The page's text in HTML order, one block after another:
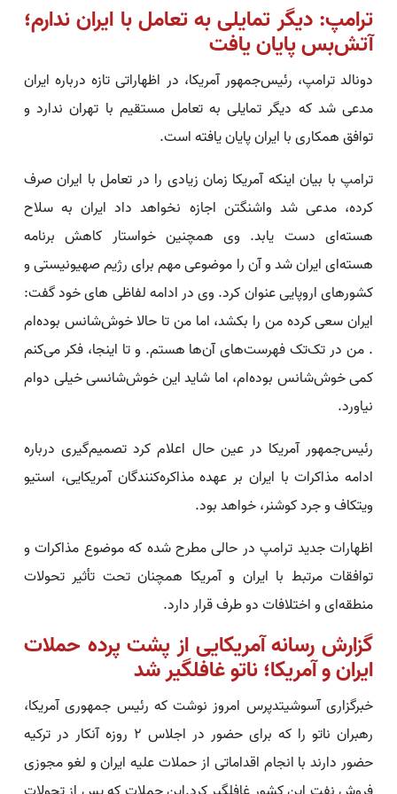
ترامپ: دیگر تمایلی به تعامل با ایران ندارم؛
آتش‌بس پایان یافت
دونالد ترامپ، رئیس‌جمهور آمریکا، در اظهاراتی تازه درباره ایران
مدعی شد که دیگر تمایلی به تعامل مستقیم با تهران ندارد و
توافق همکاری با ایران پایان یافته است.
ترامپ با بیان اینکه آمریکا زمان زیادی را در تعامل با ایران صرف
کرده، مدعی شد واشنگتن اجازه نخواهد داد ایران به سلاح
هسته‌ای دست یابد. وی همچنین خواستار کاهش برنامه
هسته‌ای ایران شد و آن را موضوعی مهم برای رژیم صهیونیستی و
کشورهای اروپایی عنوان کرد. وی در ادامه لفاظی های خود گفت:
ایران سعی کرده من را بکشد، اما من تا حالا خوش‌شانس بوده‌ام
. من در تک‌تک فهرست‌های آن‌ها هستم. و تا اینجا، فکر می‌کنم
کمی خوش‌شانس بوده‌ام، اما شاید این خوش‌شانسی خیلی دوام
نیاورد.
رئیس‌جمهور آمریکا در عین حال اعلام کرد تصمیم‌گیری درباره
ادامه مذاکرات با ایران بر عهده مذاکره‌کنندگان آمریکایی، استیو
ویتکاف و جرد کوشنر، خواهد بود.
اظهارات جدید ترامپ در حالی مطرح شده که موضوع مذاکرات و
توافقات مرتبط با ایران و آمریکا همچنان تحت تأثیر تحولات
منطقه‌ای و اختلافات دو طرف قرار دارد.
گزارش رسانه آمریکایی از پشت پرده حملات
ایران و آمریکا؛ ناتو غافلگیر شد
خبرگزاری آسوشیتدپرس امروز نوشت که رئیس جمهوری آمریکا،
رهبران ناتو را که برای حضور در اجلاس ۲ روزه آنکار در ترکیه
حضور دارند با انجام اقداماتی از حملات علیه ایران و لغو مجوزی